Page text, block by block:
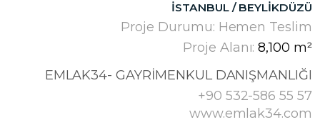
İSTANBUL / BEYLIKDÜZÜ
Proje Durumu: Hemen Teslim
Proje Alanı:8,100 m²
EMLAK34- GAYRIMENKUL DANIŞMANLIĞI
+90 532-586 55 57
www.emlak34.com